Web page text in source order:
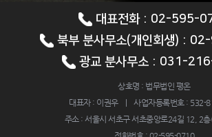
대표전화 : 02-595-
북부 분사무소(개인회생) :
광교 분사무소 : 031-
상호명 : 법무법인 평온
대표자 : 이권우 | 사업자등록번호 : 532-
주소 : 서울시 서초구 서초중앙로24길 12, 2층